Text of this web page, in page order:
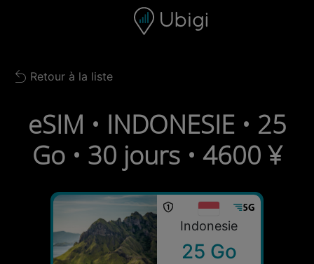
Barre de navigation Bas de page
Back to list
Retour à la liste
eSIM • INDONESIE • 25
Go • 30 jours • 4600 ¥
Indonesie
25 Go